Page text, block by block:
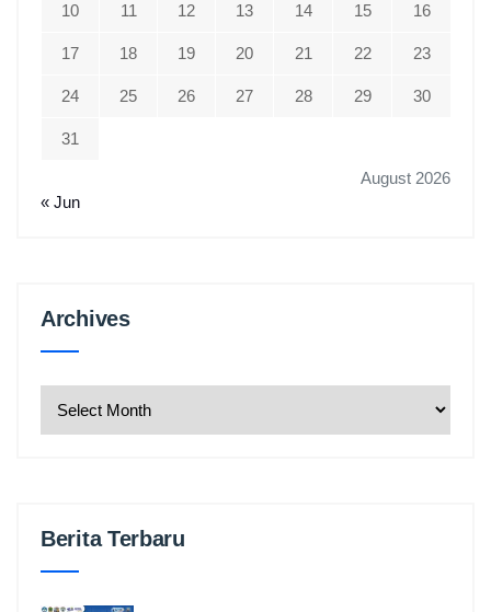
August 2026
10 11 12 13 14 15 16
17 18 19 20 21 22 23
24 25 26 27 28 29 30
31
« Jun
ArchivesArchives
Berita Terbaru